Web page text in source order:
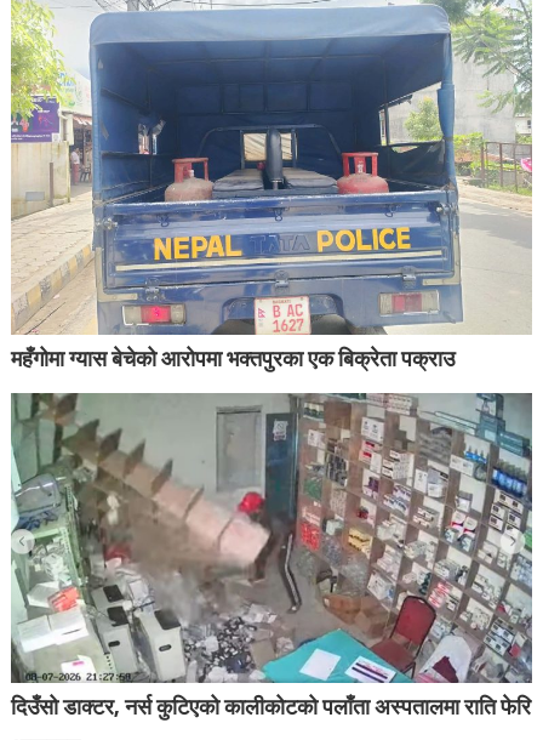
महँगोमा ग्यास बेचेको आरोपमा भक्तपुरका एक बिक्रेता पक्राउ
दिउँसो डाक्टर, नर्स कुटिएको कालीकोटको पलाँता अस्पतालमा राति फेरि